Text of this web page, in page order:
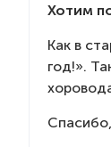
Хотим
Как в
год!».